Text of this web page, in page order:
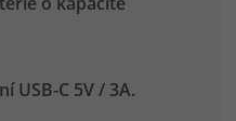
USB-C 5V / 3A.